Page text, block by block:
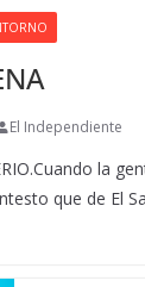
El Independiente
la
que de El